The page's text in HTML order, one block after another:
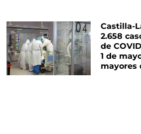
Castilla-
2.658
de
1 de
mayores